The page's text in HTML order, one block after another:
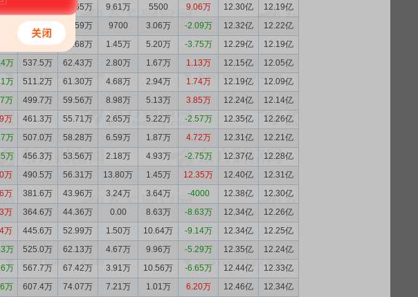
万 65.65万 9.61万 5500 9.06万 12.30亿
12.19亿
479.9万 56.59万 9700 3.06万 -2.09万 12.32亿
12.22亿
492.9万 58.68万 1.45万 5.20万 -3.75万 12.29亿
12.19亿
万 537.5万 62.43万 2.80万 1.67万 1.13万 12.15亿
12.05亿
万 511.2万 61.30万 4.68万 2.94万 1.74万 12.19亿
12.09亿
万 499.7万 59.56万 8.98万 5.13万 3.85万 12.24亿
12.14亿
万 461.3万 55.71万 2.65万 5.22万 -2.57万 12.35亿
12.26亿
万 507.0万 58.28万 6.59万 1.87万 4.72万 12.31亿
12.21亿
万 456.3万 53.56万 2.18万 4.93万 -2.75万 12.37亿
12.28亿
万 490.5万 56.31万 13.80万 1.45万 12.35万 12.40亿
12.31亿
万 381.6万 43.96万 3.24万 3.64万 -4000 12.38亿
12.30亿
万 364.6万 44.36万 0.00 8.63万 -8.63万 12.34亿
12.26亿
万 445.6万 52.99万 1.50万 10.64万 -9.14万 12.34亿
12.25亿
万 525.0万 62.13万 4.67万 9.96万 -5.29万 12.35亿
12.24亿
万 567.7万 67.42万 3.91万 10.56万 -6.65万 12.44亿
12.33亿
万 607.4万 74.07万 7.21万 1.01万 6.20万 12.46亿
12.34亿